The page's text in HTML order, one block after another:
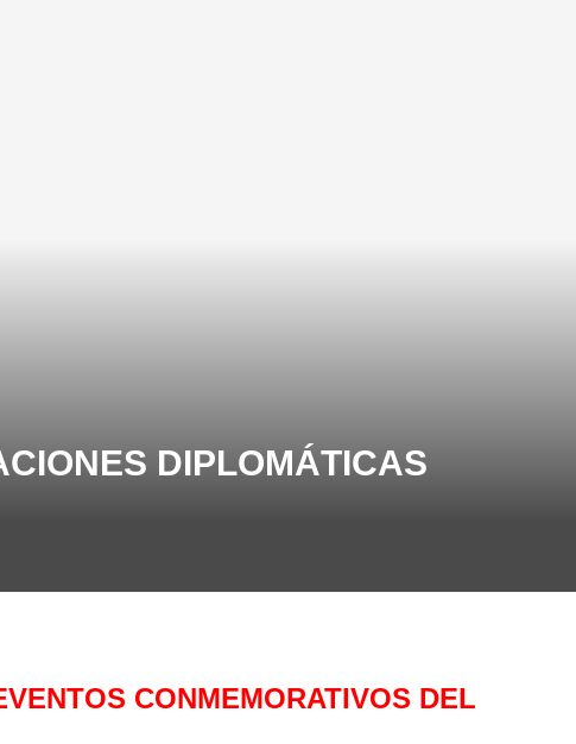
DIPLOMÁTICAS
CONMEMORATIVOS DEL